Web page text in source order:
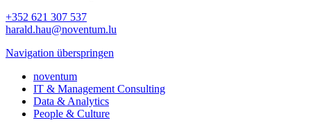
+352 621 307 537
harald.hau@noventum.lu
Navigation überspringen
noventum
IT & Management Consulting
Data & Analytics
People & Culture